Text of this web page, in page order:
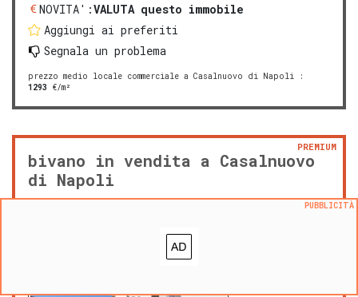
NOVITA':VALUTA questo immobile
Aggiungi ai preferiti
Segnala un problema
prezzo medio locale commerciale a Casalnuovo di Napoli
:
1293 €/m²
bivano in vendita a Casalnuovo
di Napoli
PREMIUM
PUBBLICITÀ